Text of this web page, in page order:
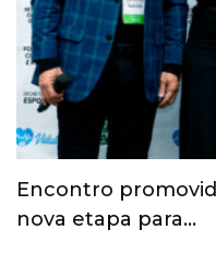
Esporte ganha
econômica e